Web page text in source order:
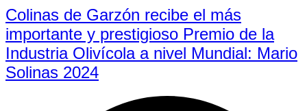
Colinas de Garzón recibe el más
importante y prestigioso Premio de la
Industria Olivícola a nivel Mundial: Mario
Solinas 2024